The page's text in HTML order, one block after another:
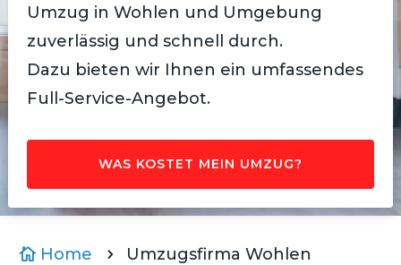
Umzug in Wohlen und Umgebung
zuverlässig und schnell durch.
Dazu bieten wir Ihnen ein umfassendes
Full-Service-Angebot.
WAS KOSTET MEIN UMZUG?
 Home 5 Umzugsfirma Wohlen